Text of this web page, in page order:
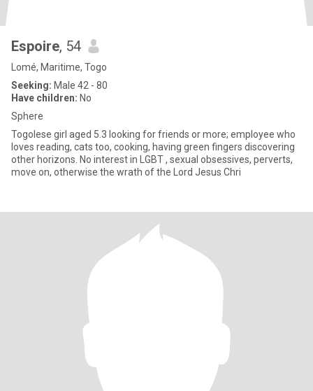
Espoire, 54
Lomé, Maritime, Togo
Seeking: Male 42 - 80
Have children: No
Sphere
Togolese girl aged 5.3 looking for friends or more; employee who
loves reading, cats too, cooking, having green fingers discovering
other horizons. No interest in LGBT , sexual obsessives, perverts,
move on, otherwise the wrath of the Lord Jesus Chri